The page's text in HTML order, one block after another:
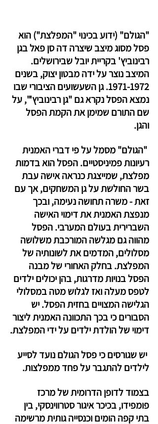
"הגולם" (ידוע בכינוי "המפלצת") הוא
פסל מסוג מיצב שיצרה דה סן פאל בגן
רבינוביץ' בקריית יובל שבירושלים.
המיצב נוצר על ידה מבטון יצוק, בשנים
1971-1972. גן השעשועים הציבורי שבו
נמצא הפסל נקרא גם "גן רבינוביץ'", על
שם התורם שמימן את הקמת הפסל
והגן.
"הגולם" מסמל על פי דברי האמנית
רעיונות פמיניסטיים. הפסל הוא בדמות
מפלצת, שמייצגת כנראה אישה עבת
בשר החולשת על גן המשחקים, אך עם
זאת - משרה תחושה נעימה, ובכך
מנפצת האמנית את דימוי האישה
השברירית בעולם המערבי. הפסל
מהווה גם מגלשה המורכבת משלושה
מסלולים, המדמים את לשונותיה של
המפלצת. בחלק האחורי של מבנה
הפסל בנויות מדרגות, בהן יכולים ילדים
לטפס מעלה ואז לגלוש מטה במסלולי
הגלישה המצויים בחזית הפסל. יש
הסבורים כי בכך התכוונה האמנית ליצור
דימוי של הולדת ילדים על ידי המפלצת.
יש שגורסים כי פסל הגולם נועד לסייע
לילדים להתגבר על פחד ממפלצות.
בצמוד לדופן הדרומית של מרכז
פומפידו, בכיכר איגור סטרווינסקי, בין
בתי קפה הומים וכנסייה גותית מרשימה